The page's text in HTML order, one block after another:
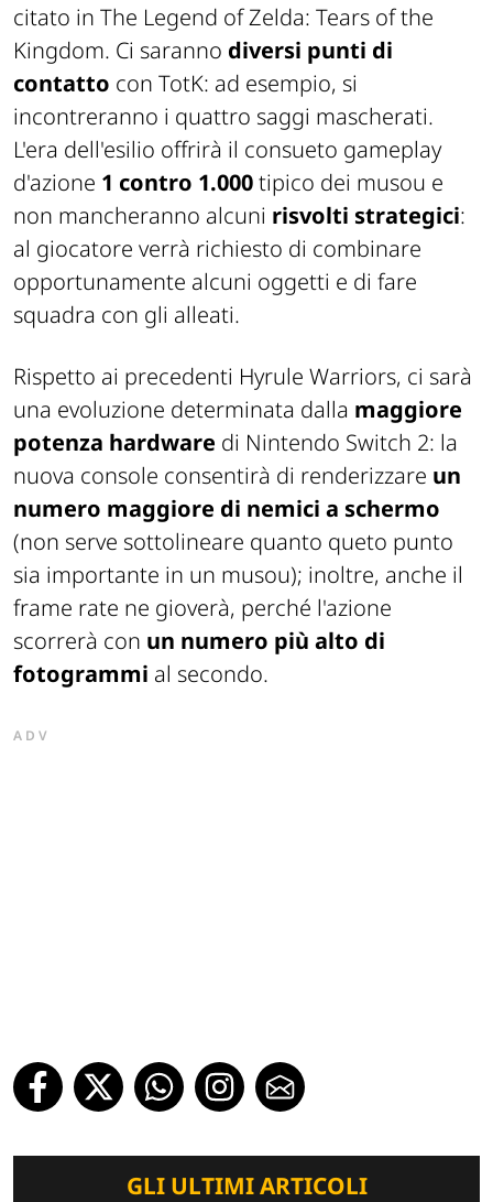
citato in The Legend of Zelda: Tears of the
Kingdom. Ci saranno diversi punti di
contatto con TotK: ad esempio, si
incontreranno i quattro saggi mascherati.
L'era dell'esilio offrirà il consueto gameplay
d'azione 1 contro 1.000tipico dei musou e
non mancheranno alcuni risvolti strategici:
al giocatore verrà richiesto di combinare
opportunamente alcuni oggetti e di fare
squadra con gli alleati.
Rispetto ai precedenti Hyrule Warriors, ci sarà
una evoluzione determinata dalla maggiore
potenza hardware di Nintendo Switch 2: la
nuova console consentirà di renderizzare un
numero maggiore di nemici a schermo
(non serve sottolineare quanto queto punto
sia importante in un musou); inoltre, anche il
frame rate ne gioverà, perché l'azione
scorrerà con un numero più alto di
fotogrammi al secondo.
ADV
GLI ULTIMI ARTICOLI